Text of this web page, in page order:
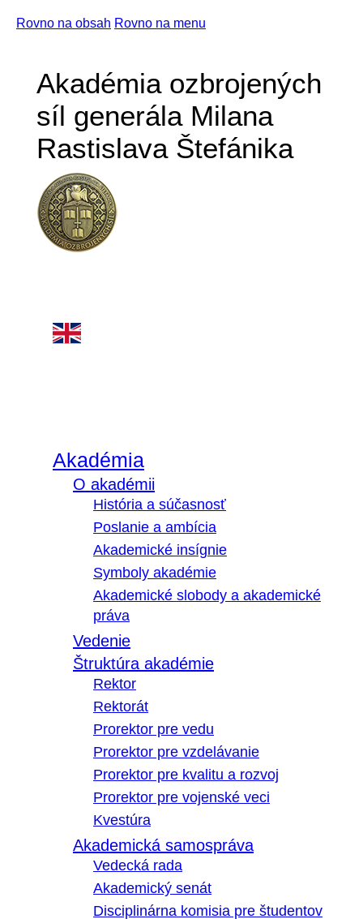
Rovno na obsah Rovno na menu
Akadémia ozbrojených
síl generála Milana
Rastislava Štefánika
Akadémia
O akadémii
História a súčasnosť
Poslanie a ambícia
Akademické insígnie
Symboly akadémie
Akademické slobody a akademické
práva
Vedenie
Štruktúra akadémie
Rektor
Rektorát
Prorektor pre vedu
Prorektor pre vzdelávanie
Prorektor pre kvalitu a rozvoj
Prorektor pre vojenské veci
Kvestúra
Akademická samospráva
Vedecká rada
Akademický senát
Disciplinárna komisia pre študentov